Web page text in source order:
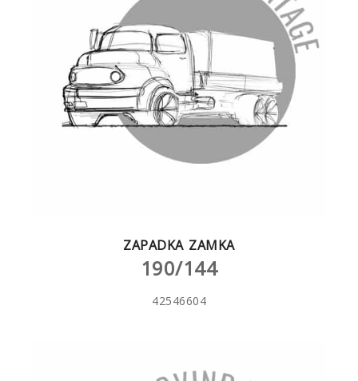
ZAPADKA ZAMKA
190/144
42546604